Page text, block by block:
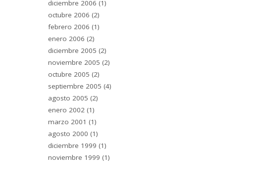
diciembre 2006 (1)
octubre 2006 (2)
febrero 2006 (1)
enero 2006 (2)
diciembre 2005 (2)
noviembre 2005 (2)
octubre 2005 (2)
septiembre 2005 (4)
agosto 2005 (2)
enero 2002 (1)
marzo 2001 (1)
agosto 2000 (1)
diciembre 1999 (1)
noviembre 1999 (1)